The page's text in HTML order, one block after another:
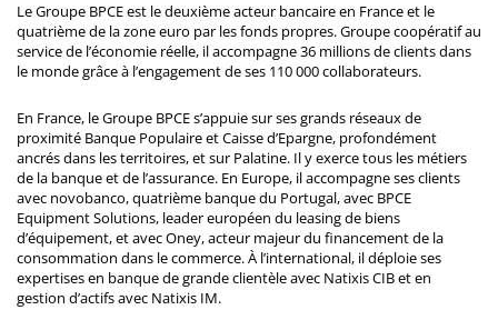
Le Groupe BPCE est le deuxième acteur bancaire en France et le
quatrième de la zone euro par les fonds propres. Groupe coopératif au
service de l’économie réelle, il accompagne 36 millions de clients dans
le monde grâce à l’engagement de ses 110 000 collaborateurs.
En France, le Groupe BPCE s’appuie sur ses grands réseaux de
proximité Banque Populaire et Caisse d’Epargne, profondément
ancrés dans les territoires, et sur Palatine. Il y exerce tous les métiers
de la banque et de l’assurance. En Europe, il accompagne ses clients
avec novobanco, quatrième banque du Portugal, avec BPCE
Equipment Solutions, leader européen du leasing de biens
d’équipement, et avec Oney, acteur majeur du financement de la
consommation dans le commerce. À l’international, il déploie ses
expertises en banque de grande clientèle avec Natixis CIB et en
gestion d’actifs avec Natixis IM.